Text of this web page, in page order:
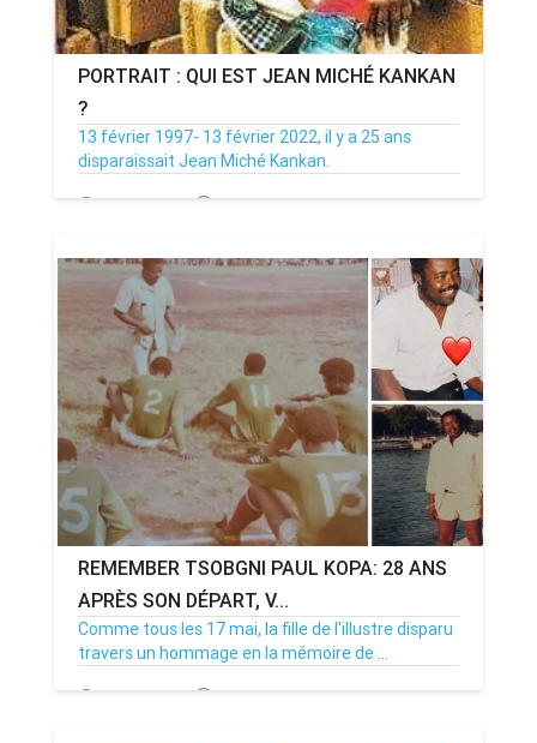
PORTRAIT : QUI EST JEAN MICHÉ KANKAN
?
13 février 1997- 13 février 2022, il y a 25 ans
disparaissait Jean Miché Kankan.
13/02/22 Par MenouActu 0
REMEMBER TSOBGNI PAUL KOPA: 28 ANS
APRÈS SON DÉPART, V...
Comme tous les 17 mai, la fille de l'illustre disparu
travers un hommage en la mémoire de ...
17/05/21 Par MenouActu 0